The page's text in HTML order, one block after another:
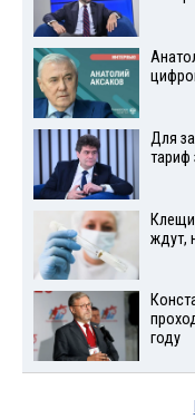
Для
тариф
ждут,
году